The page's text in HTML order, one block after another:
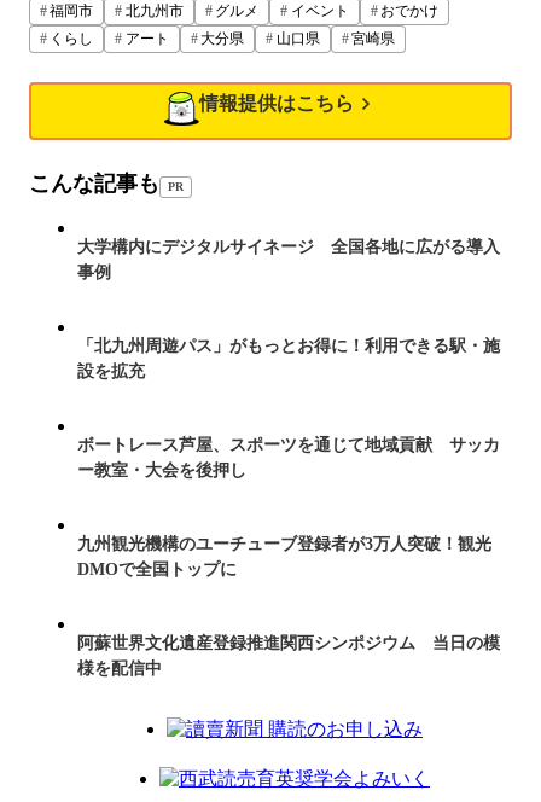
福岡市 北九州市 グルメ イベント
おでかけ
くらし
アート 大分県 山口県 宮崎県
情報提供はこちら
こんな記事も PR
大学構内にデジタルサイネージ 全国各地に広がる導入
事例
「北九州周遊パス」がもっとお得に！利用できる駅・施
設を拡充
ボートレース芦屋、スポーツを通じて地域貢献 サッカ
ー教室・大会を後押し
九州観光機構のユーチューブ登録者が3万人突破！観光
DMOで全国トップに
阿蘇世界文化遺産登録推進関西シンポジウム 当日の模
様を配信中